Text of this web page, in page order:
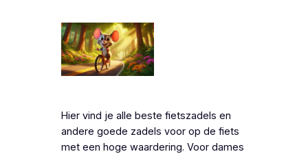
Hier vind je alle beste fietszadels en
andere goede zadels voor op de fiets
met een hoge waardering. Voor dames